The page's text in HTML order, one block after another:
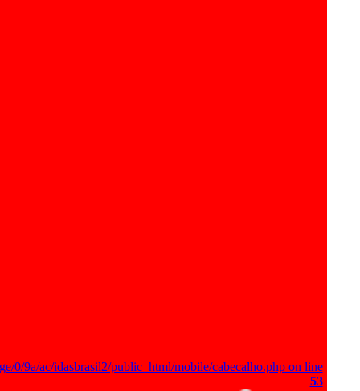
0/9a/ac/idasbrasil2/public_html/mobile/cabecalho.php on line
53